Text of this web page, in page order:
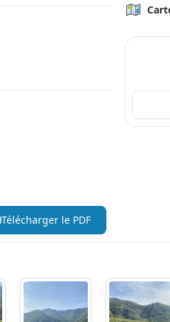
Télécharger le PDF